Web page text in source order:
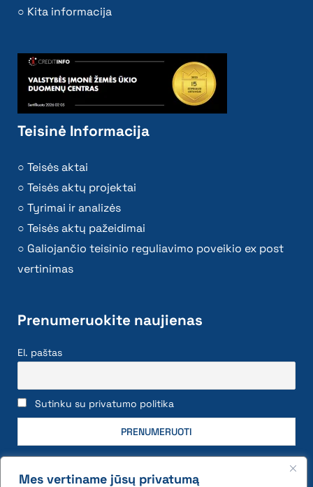
Mes vertiname jūsų privatumą
Kita informacija
Teisinė Informacija
Teisės aktai
Teisės aktų projektai
Tyrimai ir analizės
Teisės aktų pažeidimai
Galiojančio teisinio reguliavimo poveikio ex post
vertinimas
Prenumeruokite naujienas
El. paštas
Sutinku su privatumo politika